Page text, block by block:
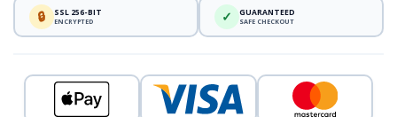
🔒 SSL 256-BIT
ENCRYPTED ✓ GUARANTEED
SAFE CHECKOUT